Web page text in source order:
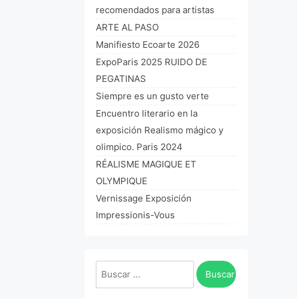
recomendados para artistas
ARTE AL PASO
Manifiesto Ecoarte 2026
ExpoParis 2025 RUIDO DE
PEGATINAS
Siempre es un gusto verte
Encuentro literario en la
exposición Realismo mágico y
olimpico. Paris 2024
RÉALISME MAGIQUE ET
OLYMPIQUE
Vernissage Exposición
Impressionis-Vous
Buscar: